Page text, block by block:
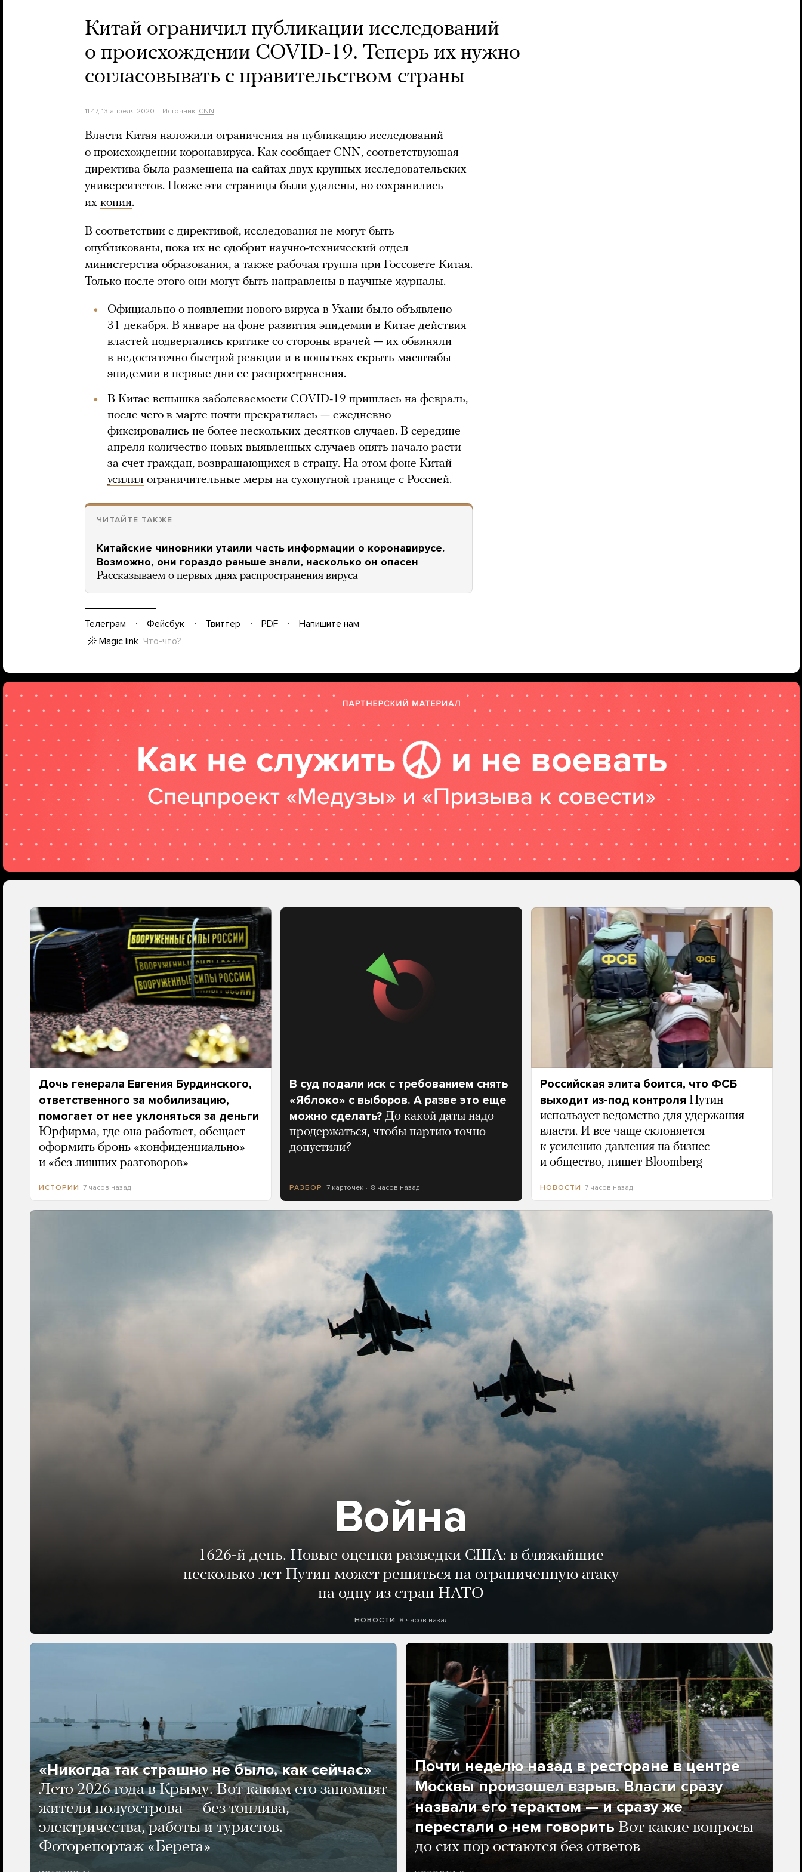
Китай ограничил публикации исследований
о происхождении COVID-19. Теперь их нужно
согласовывать с правительством страны
11:47, 13 апреля 2020 Источник: CNN
Власти Китая наложили ограничения на публикацию исследований
о происхождении коронавируса. Как сообщает CNN, соответствующая
директива была размещена на сайтах двух крупных исследовательских
университетов. Позже эти страницы были удалены, но сохранились
их копии.
В соответствии с директивой, исследования не могут быть
опубликованы, пока их не одобрит научно-технический отдел
министерства образования, а также рабочая группа при Госсовете Китая.
Только после этого они могут быть направлены в научные журналы.
Официально о появлении нового вируса в Ухани было объявлено
31 декабря. В январе на фоне развития эпидемии в Китае действия
властей подвергались критике со стороны врачей — их обвиняли
в недостаточно быстрой реакции и в попытках скрыть масштабы
эпидемии в первые дни ее распространения.
В Китае вспышка заболеваемости COVID-19 пришлась на февраль,
после чего в марте почти прекратилась — ежедневно
фиксировались не более нескольких десятков случаев. В середине
апреля количество новых выявленных случаев опять начало расти
за счет граждан, возвращающихся в страну. На этом фоне Китай
усилил ограничительные меры на сухопутной границе с Россией.
ЧИТАЙТЕ ТАКЖЕ
Китайские чиновники утаили часть информации о коронавирусе.
Возможно, они гораздо раньше знали, насколько он опасен
Рассказываем о первых днях распространения вируса
Телеграм Фейсбук Твиттер PDF
Напишите нам
Magic link Что-что?
Дочь генерала Евгения Бурдинского,
ответственного за мобилизацию,
помогает от нее уклоняться за деньги
Юрфирма, где она работает, обещает
оформить бронь «конфиденциально»
и «без лишних разговоров»
ИСТОРИИ 7 часов назад
В суд подали иск с требованием снять
«Яблоко» с выборов. А разве это еще
можно сделать? До какой даты надо
продержаться, чтобы партию точно
допустили?
РАЗБОР 7 карточек 8 часов назад
Российская элита боится, что ФСБ
выходит из-под контроля Путин
использует ведомство для удержания
власти. И все чаще склоняется
к усилению давления на бизнес
и общество, пишет Bloomberg
НОВОСТИ 7 часов назад
Война
1626-й день. Новые оценки разведки США: в ближайшие
несколько лет Путин может решиться на ограниченную атаку
на одну из стран НАТО
НОВОСТИ 8 часов назад
«Никогда так страшно не было, как сейчас»
Лето 2026 года в Крыму. Вот каким его запомнят
жители полуострова — без топлива,
электричества, работы и туристов.
Фоторепортаж «Берега»
Почти неделю назад в ресторане в центре
Москвы произошел взрыв. Власти сразу
назвали его терактом — и сразу же
перестали о нем говорить Вот какие вопросы
до сих пор остаются без ответов